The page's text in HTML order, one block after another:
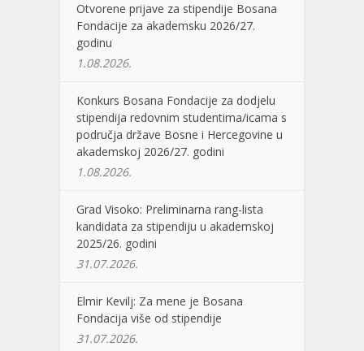
Otvorene prijave za stipendije Bosana
Fondacije za akademsku 2026/27.
godinu
1.08.2026.
Konkurs Bosana Fondacije za dodjelu
stipendija redovnim studentima/icama s
područja države Bosne i Hercegovine u
akademskoj 2026/27. godini
1.08.2026.
Grad Visoko: Preliminarna rang-lista
kandidata za stipendiju u akademskoj
2025/26. godini
31.07.2026.
Elmir Kevilj: Za mene je Bosana
Fondacija više od stipendije
31.07.2026.